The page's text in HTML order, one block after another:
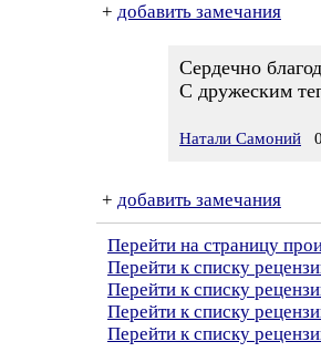
+ добавить замечания
Сердечно
С дружеским
Натали Самоний
+ добавить замечания
Перейти на страницу
Перейти к списку
Перейти к списку
Перейти к списку
Перейти к списку